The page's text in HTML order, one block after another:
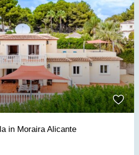
in Moraira Alicante